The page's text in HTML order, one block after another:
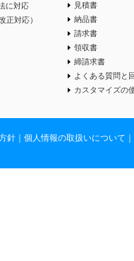
に対応
正対応）
見積書
納品書
請求書
領収書
締請求書
よくある質問と
カスタマイズの
針 個人情報の取扱いについて